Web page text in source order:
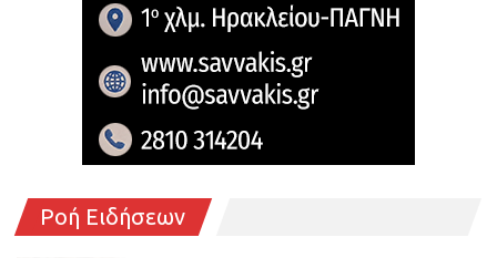
Ροή Ειδήσεων